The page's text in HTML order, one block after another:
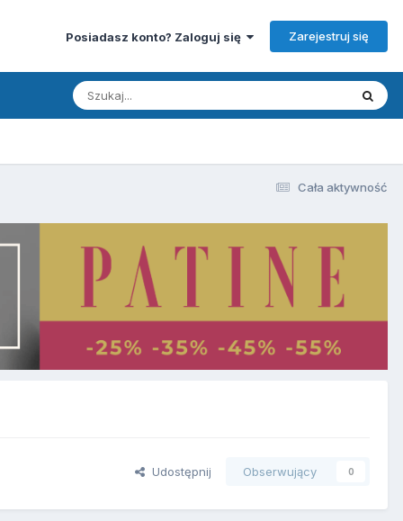
Posiadasz konto? Zaloguj się Zarejestruj się
Cała aktywność
Udostępnij Obserwujący 0